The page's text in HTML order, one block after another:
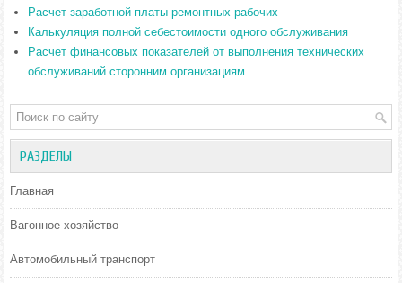
Расчет заработной платы ремонтных рабочих
Калькуляция полной себестоимости одного обслуживания
Расчет финансовых показателей от выполнения технических
обслуживаний сторонним организациям
РАЗДЕЛЫ
Главная
Вагонное хозяйство
Автомобильный транспорт